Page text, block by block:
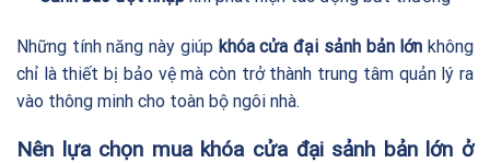
Những tính năng này giúp khóa cửa đại sảnh bản lớn không
chỉ là thiết bị bảo vệ mà còn trở thành trung tâm quản lý ra
vào thông minh cho toàn bộ ngôi nhà.
Nên lựa chọn mua khóa cửa đại sảnh bản lớn ở